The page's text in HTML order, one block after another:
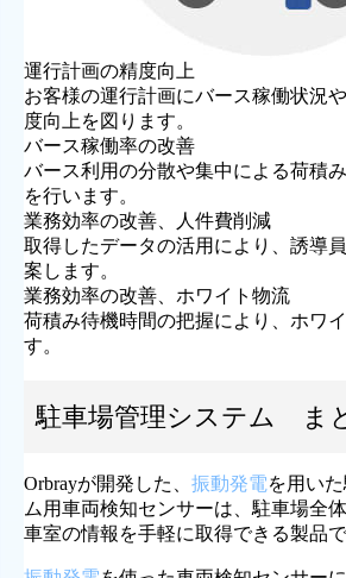
運行計画の精度向上
お客様の運行計画にバース稼働状況
度向上を図ります。
バース稼働率の改善
バース利用の分散や集中による荷積
を行います。
業務効率の改善、人件費削減
取得したデータの活用により、誘導
案します。
業務効率の改善、ホワイト物流
荷積み待機時間の把握により、ホワ
す。
駐車場管理システム ま
Orbrayが開発した、 振動発電を用い
ム用車両検知センサーは、駐車場全
車室の情報を手軽に取得できる製品で